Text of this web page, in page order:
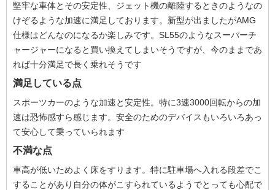
堅牢な車体とその安定性、ジェット機の離陸するときのようなの
けぞるような加速に満足しております。新型が出ましたがAMG
仕様はどんなのになるか楽しみです。SL55のようなスーパーチ
ャージャーになると買い換えてしまいそうですが、今のままであ
れば十分満足で長く乗れそうです
満足している点
スポーツカーのような加速と安定性。特に3速3000回転からの加
速は恐怖感すら感じます。安全のためのデバイスもいろいろあっ
て安心して乗っていられます
不満な点
車高が低いためよく床をすります。特に駐車場へ入れる段差でこ
することがあり自分の体がこすられているようでとっても心配で